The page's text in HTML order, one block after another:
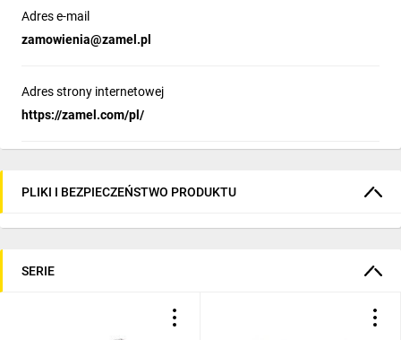
Adres e-mail
zamowienia@zamel.pl
Adres strony internetowej
https://zamel.com/pl/
PLIKI I BEZPIECZEŃSTWO PRODUKTU
SERIE